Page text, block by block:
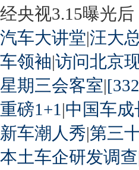
经央视3.15曝光
汽车大讲堂|汪大
车领袖|访问北京
星期三会客室|
重磅1+1 |中国车成
新车潮人秀|第三
本土车企研发调查